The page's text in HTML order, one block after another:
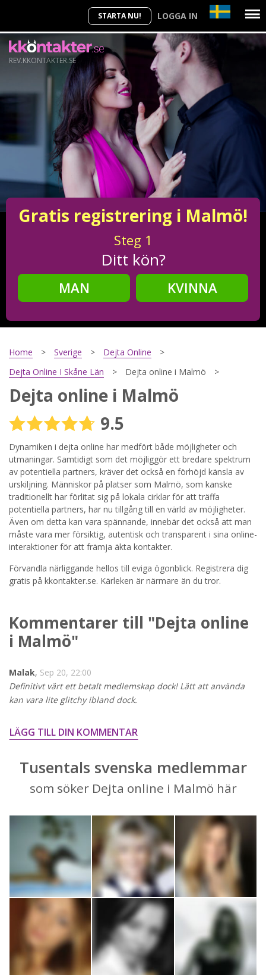
STARTA NU! LOGGA IN
REV.KKONTAKTER.SE
Gratis registrering i Malmö!
Steg 1
Ditt kön?
MAN
KVINNA
Steg2
Steg3
Din mailadress?
Genom att registrera godkänner jag Villkoren
och
Sekretesspolicyn. Jag godkänner att ta emot information och
reklam via e-post från hemsidans operatörer. Jag kan dra
tillbaka godkännande när jag vill.
STARTA NU!
Home Sverige
Dejta Online
Dejta Online I Skåne Län
Dejta online i Malmö
Dejta online i Malmö
9.5
Dynamiken i dejta online har medfört både möjligheter och
utmaningar. Samtidigt som det möjliggör ett bredare spektrum
av potentiella partners, kräver det också en förhöjd känsla av
urskiljning. Människor på platser som Malmö, som kanske
traditionellt har förlitat sig på lokala cirklar för att träffa
potentiella partners, har nu tillgång till en värld av möjligheter.
Även om detta kan vara spännande, innebär det också att man
måste vara mer försiktig, autentisk och transparent i sina online-
interaktioner för att främja äkta kontakter.
Förvandla närliggande hellos till eviga ögonblick. Registrera dig
gratis på kkontakter.se. Kärleken är närmare än du tror.
Kommentarer till "Dejta online
i Malmö"
Malak, Sep 20, 22:00
Definitivt värt ett betalt medlemskap dock! Lätt att använda
kan vara lite glitchy ibland dock.
LÄGG TILL DIN KOMMENTAR
Tusentals svenska medlemmar
som söker Dejta online i Malmö här